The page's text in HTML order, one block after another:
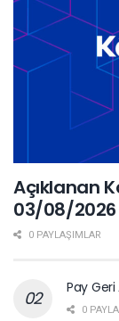
Açıklanan
03/08/2026
0 PAYLAŞIMLAR
Pay
0